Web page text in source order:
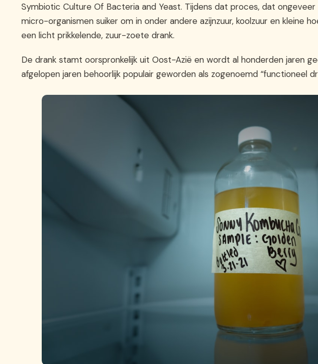
Symbiotic Culture Of Bacteria and Yeast. Tijdens dat proces, dat
micro-organismen suiker om in onder andere azijnzuur, koolzuur en kleine
een licht prikkelende, zuur-zoete drank.
De drank stamt oorspronkelijk uit Oost-Azië en wordt al honderden jaren
afgelopen jaren behoorlijk populair geworden als zogenoemd “functioneel